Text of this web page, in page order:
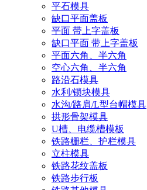
平石模具
缺口平面盖板
平面 带上字盖板
缺口平面 带上字盖板
平面六角、半六角
空心六角、半六角
路沿石模具
水利/锁块模具
水沟/路肩/L型台帽模具
拱形骨架模具
U槽、电缆槽模板
铁路栅栏、护栏模具
立柱模具
铁路花纹盖板
铁路步行板